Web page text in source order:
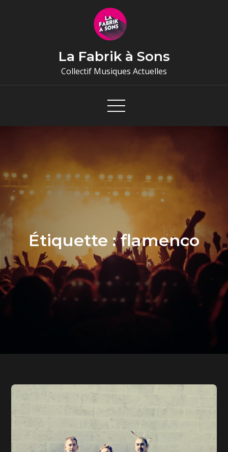
La Fabrik à Sons
Collectif Musiques Actuelles
Étiquette :flamenco